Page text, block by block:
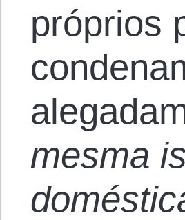
próprios
mesma